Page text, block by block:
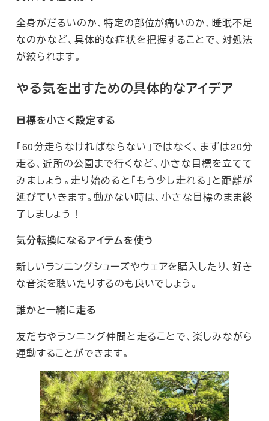
全身がだるいのか、特定の部位が痛いのか、睡眠不足
なのかなど、具体的な症状を把握することで、対処法
が絞られます。
やる気を出すための具体的なアイデア
目標を小さく設定する
「60分走らなければならない」ではなく、まずは20分
走る、近所の公園まで行くなど、小さな目標を立てて
みましょう。走り始めると「もう少し走れる」と距離が
延びていきます。動かない時は、小さな目標のまま終
了しましょう！
気分転換になるアイテムを使う
新しいランニングシューズやウェアを購入したり、好き
な音楽を聴いたりするのも良いでしょう。
誰かと一緒に走る
友だちやランニング仲間と走ることで、楽しみながら
運動することができます。